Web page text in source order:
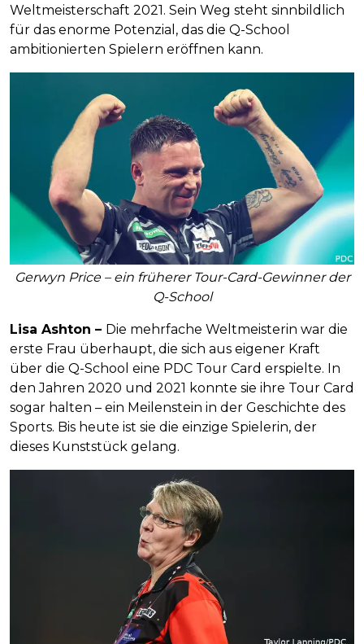
Weltmeisterschaft 2021. Sein Weg steht sinnbildlich
für das enorme Potenzial, das die Q-School
ambitionierten Spielern eröffnen kann.
Gerwyn Price – ein früherer Tour-Card-Gewinner der
Q-School
Lisa Ashton – Die mehrfache Weltmeisterin war die
erste Frau überhaupt, die sich aus eigener Kraft
über die Q-School eine PDC Tour Card erspielte. In
den Jahren 2020 und 2021 konnte sie ihre Tour Card
sogar halten – ein Meilenstein in der Geschichte des
Sports. Bis heute ist sie die einzige Spielerin, der
dieses Kunststück gelang.